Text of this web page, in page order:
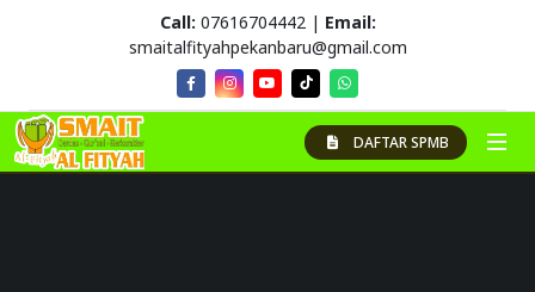
Call: 07616704442 | Email:
smaitalfityahpekanbaru@gmail.com
DAFTAR SPMB